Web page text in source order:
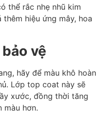
thể rắc nhẹ nhũ kim
hiệu ứng mây, hoa
vệ
hãy để màu khô hoàn
Lớp top coat này sẽ
xước, đồng thời tăng
màu hơn.